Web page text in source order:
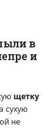
в
и
щетку
сухую
не